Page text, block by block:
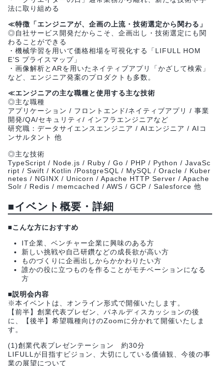
法に取り組める
≪特徴「エンジニアが、企画の上流・技術選定から関わる」
◎自社サービス開発だからこそ、企画出し・技術選定にも関
わることができる
・機械学習を用いて価格相場を可視化する「LIFULL HOM
E’S プライスマップ」
・画像解析とARを用いたネイティブアプリ「かざして検索」
など、エンジニア発案のプロダクトも多数。
≪エンジニアの主な職種と使用する主な技術
◎主な職種
アプリケーション / フロントエンド/ネイティブアプリ / 事業
開発/QA/セキュリティ/ インフラエンジニアなど
研究職：データサイエンスエンジニア / AIエンジニア / AIコ
ンサルタント 他
◎主な技術
TypeScript / Node.js / Ruby / Go / PHP / Python / JavaSc
ript / Swift / Kotlin /PostgreSQL / MySQL / Oracle / Kuber
netes / NGINX / Unicorn / Apache HTTP Server / Apache
Solr / Redis / memcached / AWS / GCP / Salesforce 他
■イベント概要・詳細
■こんな方におすすめ
IT企業、ベンチャー企業に興味のある方
新しい挑戦や自己研鑽などの成長欲が高い方
ものづくりに企画出しからかかわりたい方
誰かの役に立つものを作ることがモチベーションになる
方
■説明会内容
※本イベントは、オンライン形式で開催いたします。
【前半】創業代表プレゼン、パネルディスカッションの後
に、【後半】希望職種向けのZoomに分かれて開催いたしま
す。
(1)創業代表プレゼンテーション 約30分
LIFULLが目指すビジョン、大切にしている価値観、今後の事
業の展望について